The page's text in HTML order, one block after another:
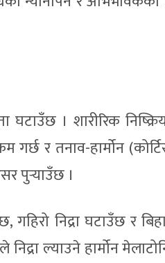
घटाउँछ । शारीरिक
र तनाव-हार्मोन
पुर्‍याउँछ ।
गहिरो निद्रा घटाउँछ र
ल्याउने हार्मोन